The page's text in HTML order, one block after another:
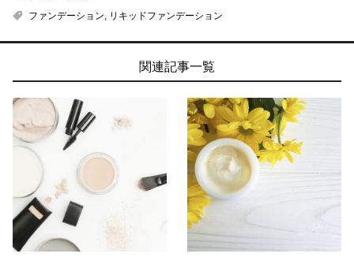
ファンデーション, リキッドファンデーション
関連記事一覧